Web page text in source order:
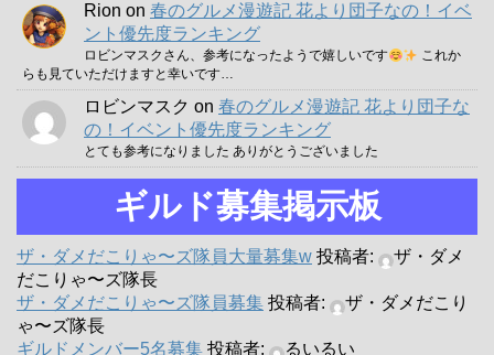
Rion on 春のグルメ漫遊記 花より団子なの！イベ
ント優先度ランキング
ロビンマスクさん、参考になったようで嬉しいです
これか
らも見ていただけますと幸いです…
ロビンマスク on 春のグルメ漫遊記 花より団子な
の！イベント優先度ランキング
とても参考になりました ありがとうございました
ギルド募集掲示板
ザ・ダメだこりゃ〜ズ隊員大量募集w 投稿者:
ザ・ダメ
だこりゃ〜ズ隊長
ザ・ダメだこりゃ〜ズ隊員募集 投稿者:
ザ・ダメだこり
ゃ〜ズ隊長
ギルドメンバー5名募集 投稿者:
るいるい